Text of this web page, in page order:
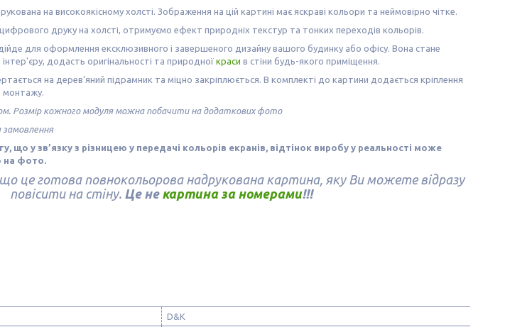
на високоякісному холсті. Зображення на цій картині має яскраві кольори та неймовірно чітке.
друку на холсті, отримуємо ефект природніх текстур та тонких переходів кольорів.
для оформлення ексклюзивного і завершеного дизайну вашого будинку або офісу. Вона стане
додасть оригінальності та природної краси в стіни будь-якого приміщення.
на дерев'яний підрамник та міцно закріплюється. В комплекті до картини додається кріплення
монтажу.
Розмір кожного модуля можна побачити на додаткових фото
замовлення
що у зв’язку з різницею у передачі кольорів екранів, відтінок виробу у реальності може
на фото.
це готова повнокольорова надрукована картина, яку Ви можете відразу
повісити на стіну. Це не картина за номерами!!!
D&K